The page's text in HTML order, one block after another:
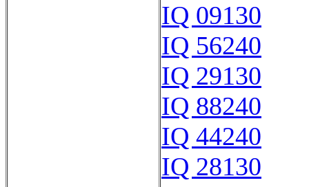
IQ 09130
IQ 56240
IQ 29130
IQ 88240
IQ 44240
IQ 28130